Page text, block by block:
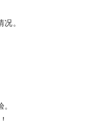
。